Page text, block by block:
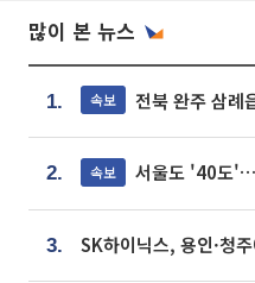
많이 본 뉴스
1. 속보 전북 완주 삼례
2. 속보 서울도 '40도
3.